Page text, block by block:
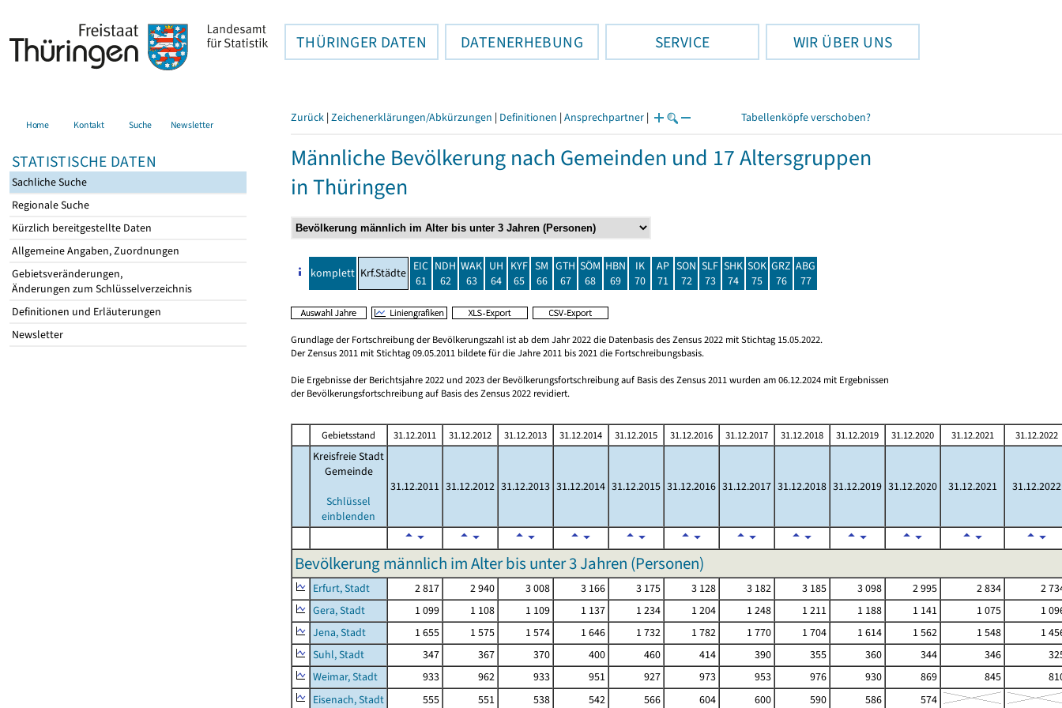
THÜRINGER DATEN DATENERHEBUNG SERVICE WIR ÜBER UNS
Home Kontakt Suche Newsletter
STATISTISCHE DATEN
Sachliche Suche
Regionale Suche
Kürzlich bereitgestellte Daten
Allgemeine Angaben, Zuordnungen
Gebietsveränderungen,
Änderungen zum Schlüsselverzeichnis
Definitionen und Erläuterungen
Newsletter
Zurück | Zeichenerklärungen/Abkürzungen | Definitionen | Ansprechpartner | Tabellenköpfe verschoben?
Männliche Bevölkerung nach Gemeinden und 17 Altersgruppen
in Thüringen
komplett Krf.Städte EIC
61
NDH
62
WAK
63
UH
64
KYF
65
SM
66
GTH
67
SÖM
68
HBN
69
IK
70
AP
71
SON
72
SLF
73
SHK
74
SOK
75
GRZ
76
ABG
77
Grundlage der Fortschreibung der Bevölkerungszahl ist ab dem Jahr 2022 die Datenbasis des Zensus 2022 mit Stichtag 15.05.2022.
Der Zensus 2011 mit Stichtag 09.05.2011 bildete für die Jahre 2011 bis 2021 die Fortschreibungsbasis.
Die Ergebnisse der Berichtsjahre 2022 und 2023 der Bevölkerungsfortschreibung auf Basis des Zensus 2011 wurden am 06.12.2024 mit Ergebnissen
der Bevölkerungsfortschreibung auf Basis des Zensus 2022 revidiert.
Gebietsstand 31.12.2011 31.12.2012 31.12.2013 31.12.2014 31.12.2015 31.12.2016 31.12.2017 31.12.2018 31.12.2019 31.12.2020 31.12.2021 31.12.2022
Kreisfreie Stadt
Gemeinde
Schlüssel
einblenden
31.12.2011 31.12.2012 31.12.2013 31.12.2014 31.12.2015 31.12.2016 31.12.2017 31.12.2018 31.12.2019 31.12.2020 31.12.2021 31.12.2022
Bevölkerung männlich im Alter bis unter 3 Jahren (Personen)
Erfurt, Stadt 2 817 2 940 3 008 3 166 3 175 3 128 3 182 3 185 3 098 2 995 2 834
2
Gera, Stadt
1 099 1 108 1 109 1 137 1 234 1 204 1 248 1 211 1 188 1 141 1 075
1
Jena, Stadt
1 655 1 575 1 574 1 646 1 732 1 782 1 770 1 704 1 614 1 562 1 548
1
Suhl, Stadt
347 367 370 400 460 414 390 355 360 344 346
Weimar, Stadt
933 962 933 951 927 973 953 976 930 869 845
Eisenach, Stadt
555 551 538 542 566 604 600 590 586 574